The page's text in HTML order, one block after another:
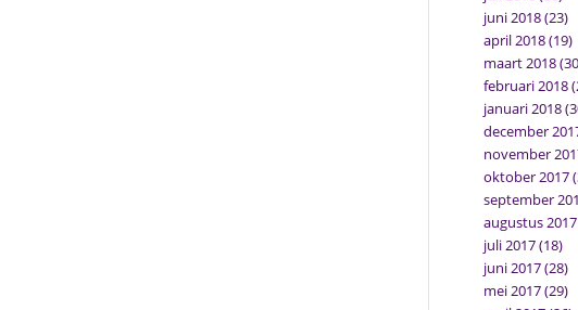
juni 2018(23)
april 2018(19)
maart 2018
februari 2018
januari 2018
december
november
oktober 2017
september
augustus 2017
juli 2017(18)
juni 2017(28)
mei 2017(29)